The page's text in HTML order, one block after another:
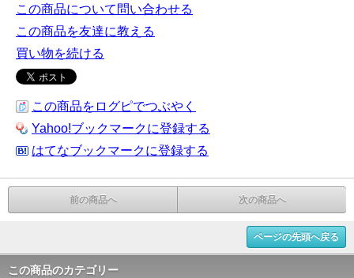
この商品について問い合わせる
この商品を友達に教える
買い物を続ける
この商品をログピでつぶやく
Yahoo!ブックマークに登録する
はてなブックマークに登録する
前の商品へ 次の商品へ
ページの先頭へ戻る
この商品のカテゴリー